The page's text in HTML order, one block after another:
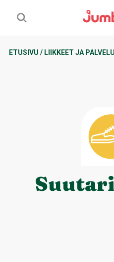
ETUSIVU / LIIKKEET JA